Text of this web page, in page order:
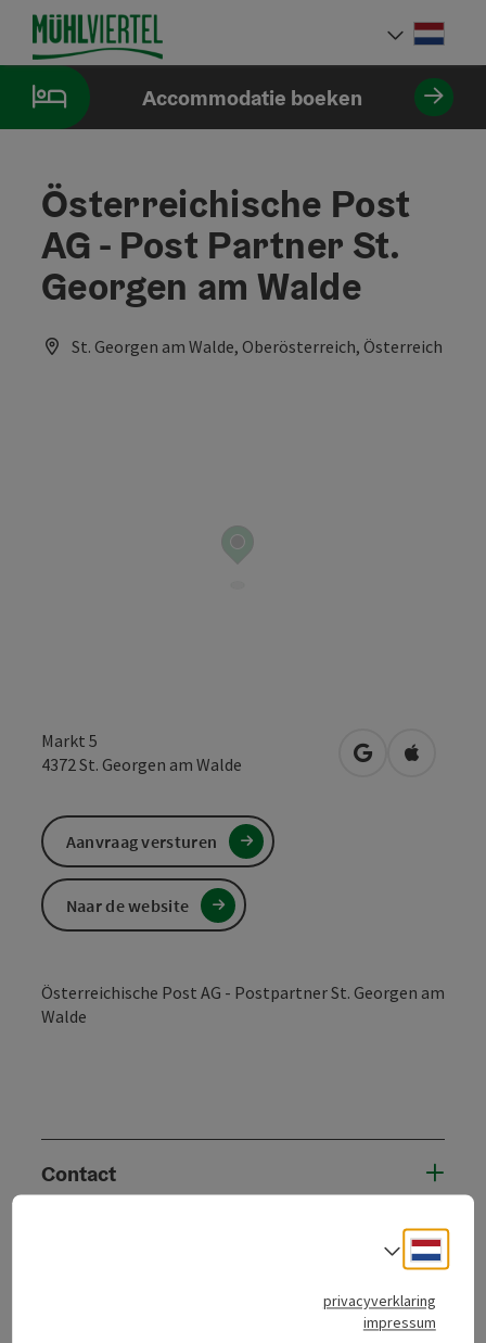
InhoudAccesskey
[0]
NavigatieAccesskey
[1]
PaginabeginAccesskey
[2]
Accommodatie boeken
Österreichische Post
AG - Post Partner St.
Georgen am Walde
St. Georgen am Walde, Oberösterreich, Österreich
Markt 5
4372St. Georgen am Walde Openen inOpenen
Österreichische Post AG - Postpartner St. Georgen am
Walde
Contact
Aanvraag versturen
Naar de website
privacyverklaring
impressum